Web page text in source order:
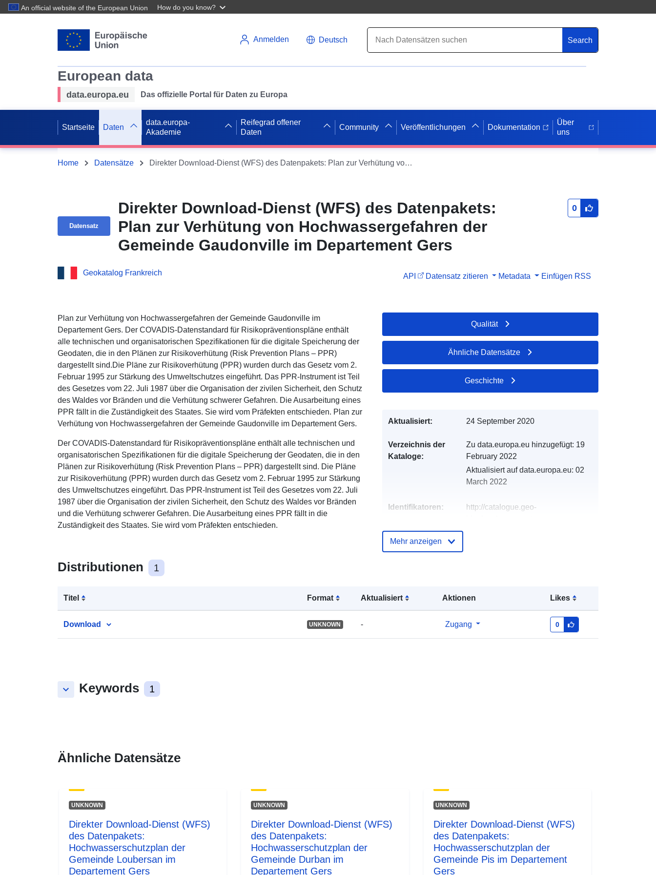
An official website of the European Union How do you know?
Anmelden Deutsch Search
European data
data.europa.eu Das offizielle Portal für Daten zu Europa
Startseite Daten
data.europa-
Akademie
Reifegrad offener
Daten
Community Veröffentlichungen Dokumentation
Über
uns
Home Datensätze Direkter Download-Dienst (WFS) des Datenpakets: Plan zur Verhütung von Hochwassergefahren der Gemeinde Gaudonville im Departement Gers
Datensatz
Direkter Download-Dienst (WFS) des Datenpakets:
Plan zur Verhütung von Hochwassergefahren der
Gemeinde Gaudonville im Departement Gers
0
Geokatalog Frankreich API Datensatz zitieren Metadata Einfügen RSS
Plan zur Verhütung von Hochwassergefahren der Gemeinde Gaudonville im
Departement Gers. Der COVADIS-Datenstandard für Risikopräventionspläne enthält
alle technischen und organisatorischen Spezifikationen für die digitale Speicherung der
Geodaten, die in den Plänen zur Risikoverhütung (Risk Prevention Plans – PPR)
dargestellt sind.Die Pläne zur Risikoverhütung (PPR) wurden durch das Gesetz vom 2.
Februar 1995 zur Stärkung des Umweltschutzes eingeführt. Das PPR-Instrument ist Teil
des Gesetzes vom 22. Juli 1987 über die Organisation der zivilen Sicherheit, den Schutz
des Waldes vor Bränden und die Verhütung schwerer Gefahren. Die Ausarbeitung eines
PPR fällt in die Zuständigkeit des Staates. Sie wird vom Präfekten entschieden. Plan zur
Verhütung von Hochwassergefahren der Gemeinde Gaudonville im Departement Gers.
Der COVADIS-Datenstandard für Risikopräventionspläne enthält alle technischen und
organisatorischen Spezifikationen für die digitale Speicherung der Geodaten, die in den
Plänen zur Risikoverhütung (Risk Prevention Plans – PPR) dargestellt sind. Die Pläne
zur Risikoverhütung (PPR) wurden durch das Gesetz vom 2. Februar 1995 zur Stärkung
des Umweltschutzes eingeführt. Das PPR-Instrument ist Teil des Gesetzes vom 22. Juli
1987 über die Organisation der zivilen Sicherheit, den Schutz des Waldes vor Bränden
und die Verhütung schwerer Gefahren. Die Ausarbeitung eines PPR fällt in die
Zuständigkeit des Staates. Sie wird vom Präfekten entschieden.
Distributionen 1
Titel Format Aktualisiert Aktionen Likes
Download UNKNOWN - Zugang 0
keyboard_arrow_down Keywords 1
Qualität
Ähnliche Datensätze
Geschichte
Aktualisiert: 24 September 2020
Verzeichnis der
Kataloge:
Zu data.europa.eu hinzugefügt: 19
February 2022
Aktualisiert auf data.europa.eu: 02
March 2022
Identifikatoren:
http://catalogue.geo-
471d-ab00-501828a1545c
Ressource:
Mehr anzeigen
Ähnliche Datensätze
UNKNOWN
Direkter Download-Dienst (WFS)
des Datenpakets:
Hochwasserschutzplan der
Gemeinde Loubersan im
Departement Gers
UNKNOWN
Direkter Download-Dienst (WFS)
des Datenpakets:
Hochwasserschutzplan der
Gemeinde Durban im
Departement Gers
UNKNOWN
Direkter Download-Dienst (WFS)
des Datenpakets:
Hochwasserschutzplan der
Gemeinde Pis im Departement
Gers